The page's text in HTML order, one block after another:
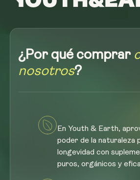
¿Por qué comprar
nosotros?
En Youth & Earth,
poder de la naturaleza
longevidad con
puros, orgánicos y